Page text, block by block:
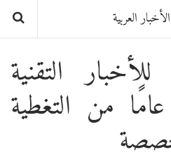
للأخبار التقنية
تحتفي بـ 13 عامًا من التغطية